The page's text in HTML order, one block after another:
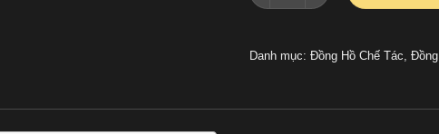
Danh mục: Đồng Hồ Chế Tác